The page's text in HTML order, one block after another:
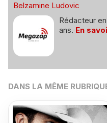
Belzamine Ludovic
Rédacteur
ans. En
DANS LA MÊME